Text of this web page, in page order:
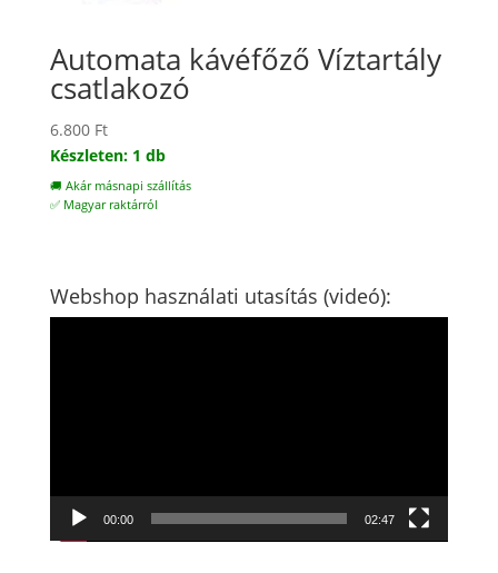
Automata kávéfőző Víztartály
csatlakozó
6.800 Ft
Készleten: 1 db
🚚 Akár másnapi szállítás
✅ Magyar raktárról
Webshop használati utasítás (videó):
00:00 02:47